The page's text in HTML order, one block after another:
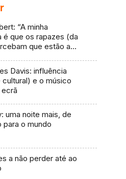
“A minha
é que os rapazes (da
que estão a
Davis: influência
cultural) e o músico
uma noite mais, de
para o mundo
a não perder até ao